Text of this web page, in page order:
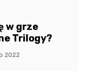
w grze
Trilogy?
2022